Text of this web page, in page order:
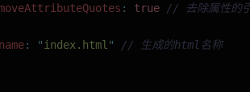
: true // 去除属性的
: " index.html "
// 生成的html名称